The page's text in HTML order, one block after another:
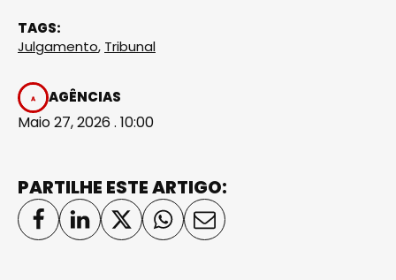
TAGS:
Julgamento, Tribunal
AGÊNCIAS
Maio 27, 2026 . 10:00
PARTILHE ESTE ARTIGO: